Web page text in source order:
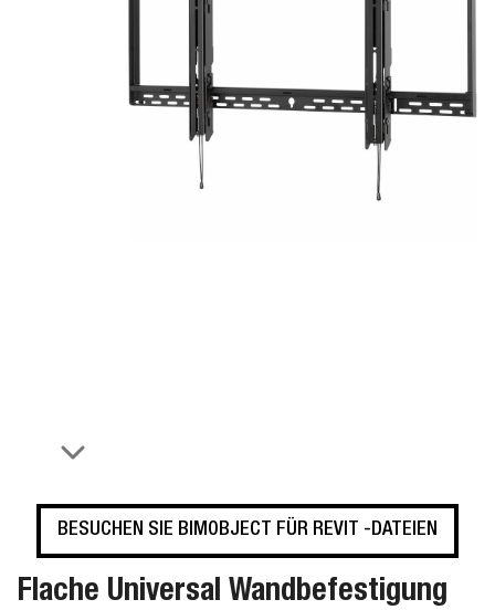
BESUCHEN SIE BIMOBJECT FÜR REVIT -DATEIEN
Flache Universal Wandbefestigung